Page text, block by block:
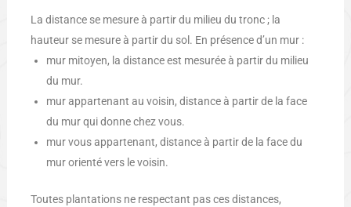
La distance se mesure à partir du milieu du tronc ; la
hauteur se mesure à partir du sol. En présence d’un mur :
mur mitoyen, la distance est mesurée à partir du milieu
du mur.
mur appartenant au voisin, distance à partir de la face
du mur qui donne chez vous.
mur vous appartenant, distance à partir de la face du
mur orienté vers le voisin.
Toutes plantations ne respectant pas ces distances,